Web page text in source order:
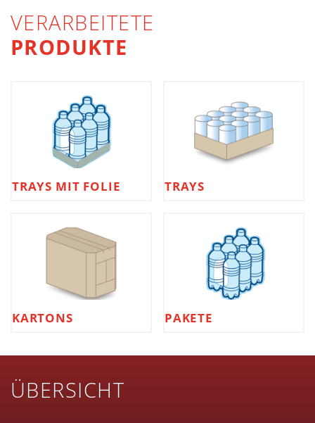
VERARBEITETE
PRODUKTE
TRAYS MIT FOLIE TRAYS
KARTONS PAKETE
ÜBERSICHT